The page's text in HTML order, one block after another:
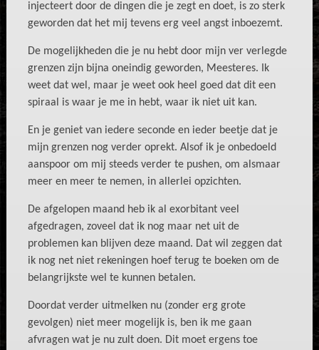
injecteert door de dingen die je zegt en doet, is zo sterk
geworden dat het mij tevens erg veel angst inboezemt.
De mogelijkheden die je nu hebt door mijn ver verlegde
grenzen zijn bijna oneindig geworden, Meesteres. Ik
weet dat wel, maar je weet ook heel goed dat dit een
spiraal is waar je me in hebt, waar ik niet uit kan.
En je geniet van iedere seconde en ieder beetje dat je
mijn grenzen nog verder oprekt. Alsof ik je onbedoeld
aanspoor om mij steeds verder te pushen, om alsmaar
meer en meer te nemen, in allerlei opzichten.
De afgelopen maand heb ik al exorbitant veel
afgedragen, zoveel dat ik nog maar net uit de
problemen kan blijven deze maand. Dat wil zeggen dat
ik nog net niet rekeningen hoef terug te boeken om de
belangrijkste wel te kunnen betalen.
Doordat verder uitmelken nu (zonder erg grote
gevolgen) niet meer mogelijk is, ben ik me gaan
afvragen wat je nu zult doen. Dit moet ergens toe